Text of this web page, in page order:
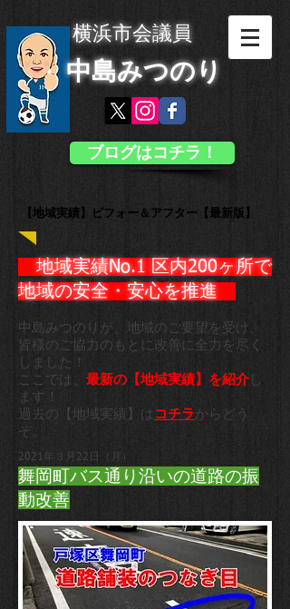
横浜市会議員
中島みつのり
ブログはコチラ！
【地域実績】ビフォー＆アフター【最新版】
地域実績No.1 区内200ヶ所で
地域の安全・安心を推進 ​
中島みつのりが、地域のご要望を受け、
皆様のご協力のもとに改善に全力を尽く
しました！
ここでは、 最新の【地域実績】を紹介し
ます！
過去の【地域実績】は コチラからどう
ぞ。
2021年３月22日（月）
舞岡町バス通り沿いの道路の振
動改善